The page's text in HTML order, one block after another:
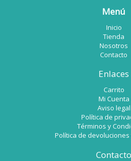
Menú
Inicio
Tienda
Nosotros
Contacto
Enlaces
Carrito
Mi Cuenta
Aviso legal
Política de
Términos y
Política de
Contacto